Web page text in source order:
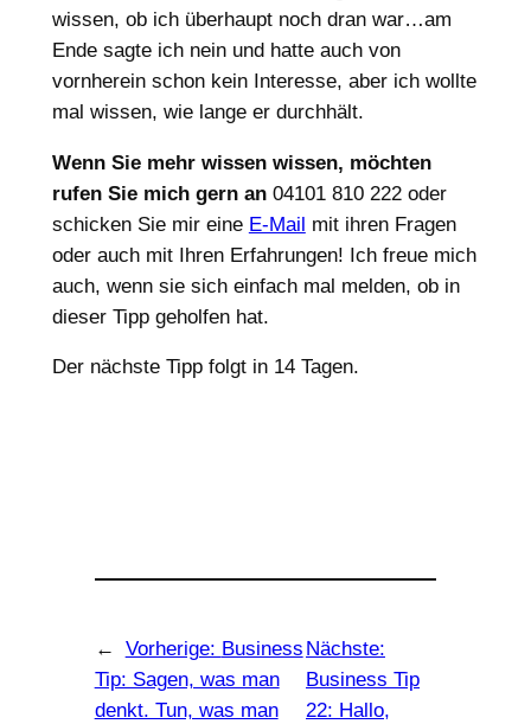
wissen, ob ich überhaupt noch dran war…am
Ende sagte ich nein und hatte auch von
vornherein schon kein Interesse, aber ich wollte
mal wissen, wie lange er durchhält.
Wenn Sie mehr wissen wissen, möchten
rufen Sie mich gern an04101 810 222 oder
schicken Sie mir eine E-Mail mit ihren Fragen
oder auch mit Ihren Erfahrungen! Ich freue mich
auch, wenn sie sich einfach mal melden, ob in
dieser Tipp geholfen hat.
Der nächste Tipp folgt in 14 Tagen.
← Vorherige: Business
Tip: Sagen, was man
denkt. Tun, was man
Nächste:
Business Tip
22: Hallo,